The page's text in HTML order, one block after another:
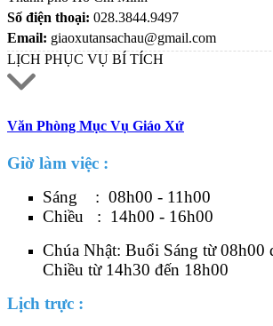
Số điện thoại: 028.3844.9497
Email: giaoxutansachau@gmail.com
LỊCH PHỤC VỤ BÍ TÍCH
Văn Phòng Mục Vụ Giáo Xứ
Giờ làm việc :
Sáng : 08h00 - 11h00
Chiều : 14h00 - 16h00
Chúa Nhật: Buổi Sáng từ 08h00
Chiều từ 14h30 đến 18h00
Lịch trực :